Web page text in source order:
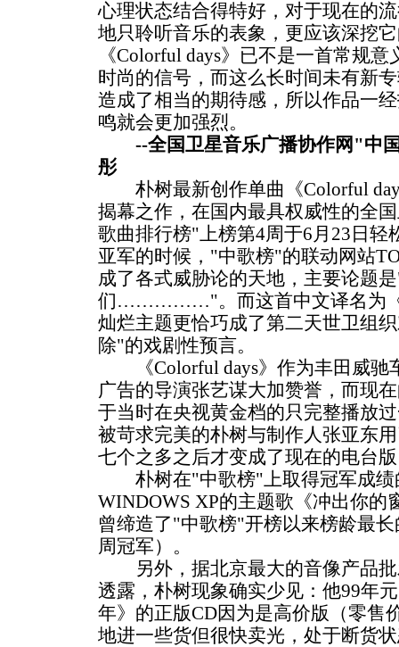
心理状态结合得特好，对于现在的
地只聆听音乐的表象，更应该深挖
《Colorful days》已不是一首常规
时尚的信号，而这么长时间未有新
造成了相当的期待感，所以作品一
鸣就会更加强烈。
--全国卫星音乐广播协作网"中
彤
朴树最新创作单曲《Colorful
揭幕之作，在国内最具权威性的全
歌曲排行榜"上榜第4周于6月23日轻
亚军的时候，"中歌榜"的联动网站
成了各式威胁论的天地，主要论题
们……………"。而这首中文译名为《
灿烂主题更恰巧成了第二天世卫组
除"的戏剧性预言。
《Colorful days》作为丰田威驰
广告的导演张艺谋大加赞誉，而现
于当时在央视黄金档的只完整播放
被苛求完美的朴树与制作人张亚东
七个之多之后才变成了现在的电台
朴树在"中歌榜"上取得冠军成绩
WINDOWS XP的主题歌《冲出你的
曾缔造了"中歌榜"开榜以来榜龄最
周冠军）。
另外，据北京最大的音像产品批
透露，朴树现象确实少见：他99年
年》的正版CD因为是高价版（零售
地进一些货但很快卖光，处于断货